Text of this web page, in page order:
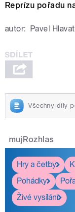
Reprízu pořadu
autor: Pavel
Všechny díly
mujRozhlas
Hry a četby
Pohádky
Živé vysílání